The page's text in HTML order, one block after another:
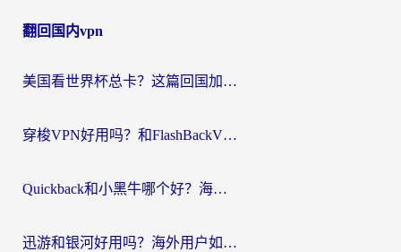
导
翻回国内vpn
美国看世界杯总卡？这篇回国加速器指南帮你无缝刷国内资源（附苹果手机VPN设置步骤）
穿梭VPN好用吗？和FlashBackVPN对比哪个回国效果更好？
Quickback和小黑牛哪个好？海外党亲测指南，选对回国加速器秒回国内
迅游和银河好用吗？海外用户如何选择回国加速器实现无缝访问国内资源